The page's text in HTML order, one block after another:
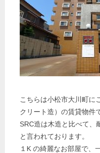
こちらは小松市大川町に
クリート造）の賃貸物件
SRC造は木造と比べて、
と言われております。
１K の綺麗なお部屋で、